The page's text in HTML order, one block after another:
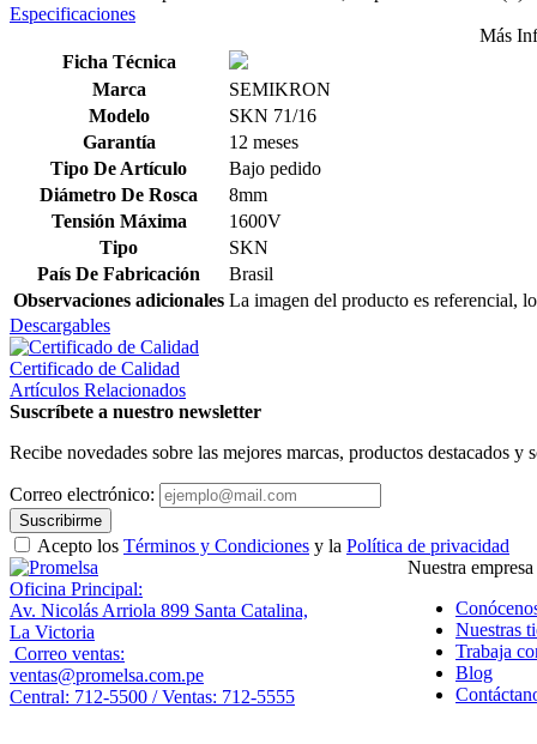
Especificaciones
Más
Ficha Técnica
Marca
SEMIKRON
Modelo
SKN 71/16
Garantía
12 meses
Tipo De Artículo
Bajo pedido
Diámetro De Rosca
8mm
Tensión Máxima
1600V
Tipo
SKN
País De Fabricación
Brasil
Observaciones adicionales La imagen del producto es referencial,
Descargables
Certificado de Calidad
Artículos Relacionados
Suscríbete a nuestro newsletter
Recibe novedades sobre las mejores marcas, productos destacados y
Correo electrónico:
Suscribirme
Acepto los Términos y Condiciones y la Política de privacidad
Oficina Principal:
Av. Nicolás Arriola 899 Santa Catalina,
La Victoria
Correo ventas:
ventas@promelsa.com.pe
Central: 712-5500 / Ventas: 712-5555
Nuestra empresa
Nuestras
Trabaja
Blog